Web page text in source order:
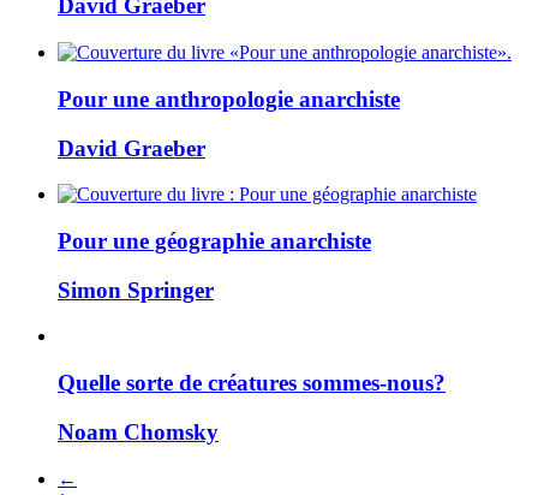
David Graeber
Pour une anthropologie anarchiste
David Graeber
Pour une géographie anarchiste
Simon Springer
Quelle sorte de créatures sommes-nous?
Noam Chomsky
←